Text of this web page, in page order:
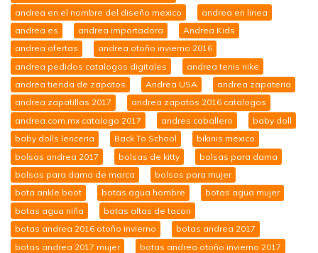
andrea en el nombre del diseño mexico
andrea en linea
andrea es
andrea importadora
Andrea Kids
andrea ofertas
andrea otoño invierno 2016
andrea pedidos catalogos digitales
andrea tenis nike
andrea tienda de zapatos
Andrea USA
andrea zapateria
andrea zapatillas 2017
andrea zapatos 2016 catalogos
andrea.com.mx catalogo 2017
andres caballero
baby doll
baby dolls lenceria
Back To School
bikinis mexico
bolsas andrea 2017
bolsas de kitty
bolsas para dama
bolsas para dama de marca
bolsos para mujer
bota ankle boot
botas agua hombre
botas agua mujer
botas agua niña
botas altas de tacon
botas andrea 2016 otoño invierno
botas andrea 2017
botas andrea 2017 mujer
botas andrea otoño invierno 2017